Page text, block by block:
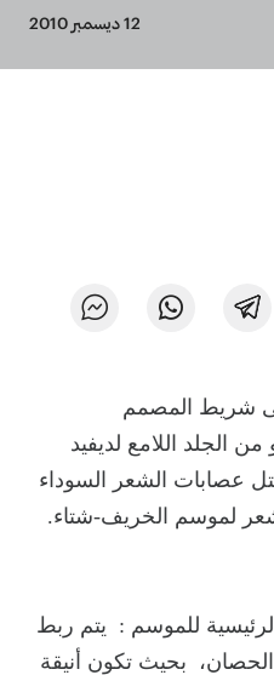
12 ديسمبر 2010
شريط المصمم
الجلد اللامع لديفيد
عصابات الشعر السوداء
لموسم الخريف-شتاء.
للموسم : يتم ربط
بحيث تكون أنيقة